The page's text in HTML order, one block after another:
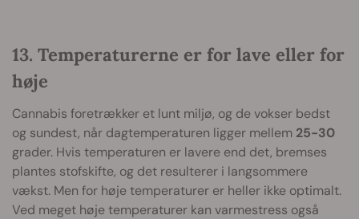
13. Temperaturerne er for lave eller for
høje
Cannabis foretrækker et lunt miljø, og de vokser bedst
og sundest, når dagtemperaturen ligger mellem 25-30
grader. Hvis temperaturen er lavere end det, bremses
plantes stofskifte, og det resulterer i langsommere
vækst. Men for høje temperaturer er heller ikke optimalt.
Ved meget høje temperaturer kan varmestress også